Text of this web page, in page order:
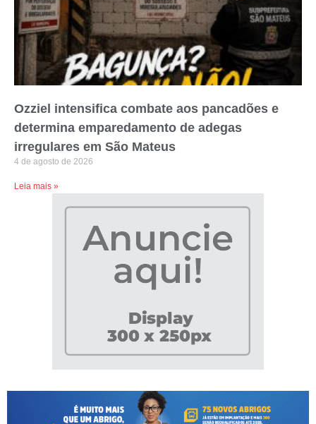
Ozziel intensifica combate aos pancadões e
determina emparedamento de adegas
irregulares em São Mateus
4 de agosto de 2026
Leia mais »